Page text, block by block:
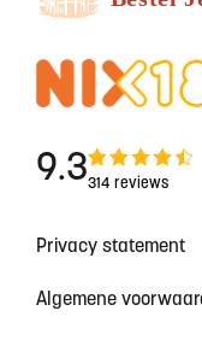
9.3314 reviews
Privacy statement
Algemene